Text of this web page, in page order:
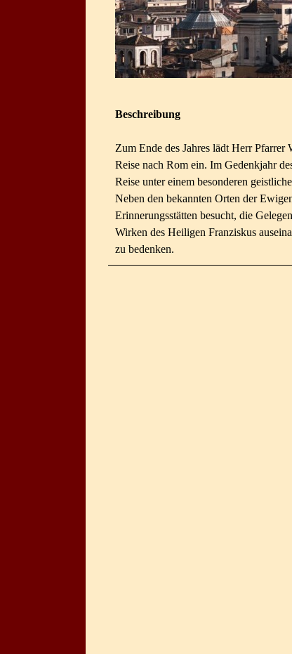
Beschreibung
Zum Ende des Jahres lädt Herr Pfarrer
Reise nach Rom ein. Im Gedenkjahr
Reise unter einem besonderen
Neben den bekannten Orten der
Erinnerungsstätten besucht, die
Wirken des Heiligen Franziskus
zu bedenken.